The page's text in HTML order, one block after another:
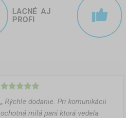
LACNÉ AJ
PROFI
„ Rýchle dodanie. Pri komunikácii
ochotná milá pani ktorá vedela